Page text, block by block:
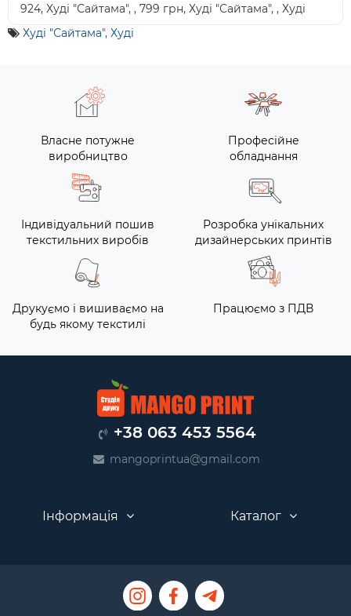
924, Худі "Сайтама", , 799 грн, Худі "Сайтама", , Худі
Худі "Сайтама", Худі
Власне потужне
виробництво
Професійне
обладнання
Індивідуальний пошив
текстильних виробів
Розробка унікальних
дизайнерських принтів
Друкуємо і вишиваємо на
будь якому текстилі
Працюємо з ПДВ
+38 063 453 5564
mangoprintua@gmail.com
Інформація Каталог